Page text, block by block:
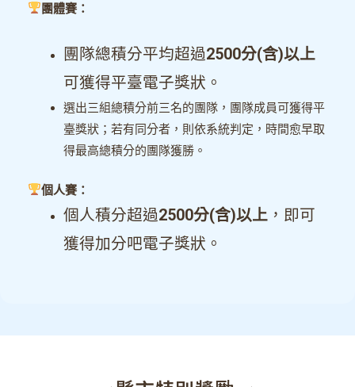
團體賽：
團隊總積分平均超過2500分(含)以上
可獲得平臺電子獎狀 。
選出三組總積分前三名的團隊，團隊成員可獲得平
臺獎狀；若有同分者，則依系統判定，時間愈早取
得最高總積分的團隊獲勝。
個人賽：
個人積分超過2500分(含)以上 ，即可
獲得加分吧電子獎狀。